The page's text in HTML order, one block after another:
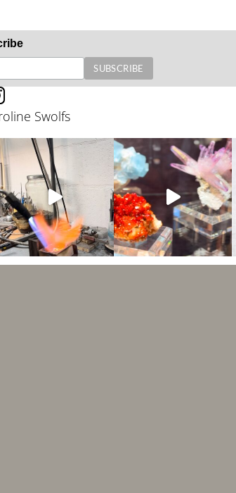
Swolfs